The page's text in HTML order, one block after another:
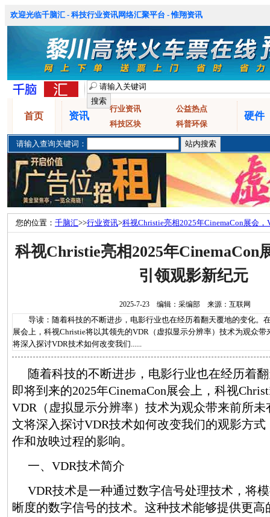
欢迎光临千脑汇 - 科技行业资讯网络汇聚平台 - 惟翔资讯
首页 资讯
行业资讯
公益热点
科技区块
科普环保
硬件
请输入查询关键词：
您的位置： 千脑汇>>行业资讯>科视Christie亮相2025年CinemaCon展会
科视Christie亮相2025年CinemaCon
引领观影新纪元
2025-7-23 编辑：采编部 来源：互联网
导读：随着科技的不断进步，电影行业也在经历着翻天覆地的变化。在
展会上，科视Christie将以其领先的VDR（虚拟显示分辨率）技术为观众
将深入探讨VDR技术如何改变我们......
随着科技的不断进步，电影行业也在经历着
即将到来的2025年CinemaCon展会上，科视
VDR（虚拟显示分辨率）技术为观众带来前所
文将深入探讨VDR技术如何改变我们的观影方
作和放映过程的影响。
一、VDR技术简介
VDR技术是一种通过数字信号处理技术，将
晰度的数字信号的技术。这种技术能够提供更